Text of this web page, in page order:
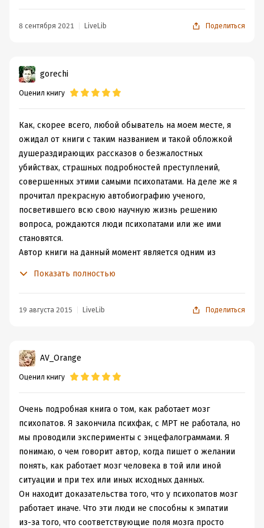
президентов тоже были интересны.
литературы за бутылочкой вина, я проникся глубоким
доверием к автору :) Мало кто об этом упоминает в
нон-фикшн.
отвечают и как и зачем применяют фМРТ и ЭЭГ.
+ автор один из первых применял томографию, можно
сказать двигал науку о психопатах, а не засиживался
только с опросниками (камень в огород психологии).
+ чувство умора уместно и по делу.
+ тот случай, когда видно что автор горит своим делом
и разжигает интерес к теме и в тебе самом.
8 сентября 2021 LiveLib Поделиться
gorechi
Оценил книгу
Как, скорее всего, любой обыватель на моем месте, я
ожидал от книги с таким названием и такой обложкой
душераздирающих рассказов о безжалостных
убийствах, страшных подробностей преступлений,
совершенных этими самыми психопатами. На деле же я
прочитал прекрасную автобиографию ученого,
посветившего всю свою научную жизнь решению
вопроса, рождаются люди психопатами или же ими
становятся.
Автор книги на данный момент является одним из
книги является то, что существует прямая и устойчивая
фактически, этот человек почти доказал, что психопаты
своей психопатией больны. Более того, диагноз
"психопат" можно поставить на основе объективных
Сама же книга является прекрасным образцом
автобиографии увлеченного человека. Автору явно
хочется как рассказать нам о научной и исторической
подоплеке вопроса, пощекотать нам нервы
некоторыми примерами из жизни, но при этом его так
и тянет похвастаться своими достижениями и вкладом
в развитие науки. Благо, хвастаться там есть чем. Но
самый большой твист читателя ждет в самом конце. В
лучших традициях жанра, Кент А. Кил одним абзацем
Показать полностью
19 августа 2015 LiveLib Поделиться
AV_Orange
Оценил книгу
Очень подробная книга о том, как работает мозг
психопатов. Я закончила психфак, с МРТ не работала, но
мы проводили эксперименты с энцефалограммами. Я
понимаю, о чем говорит автор, когда пишет о желании
понять, как работает мозг человека в той или иной
ситуации и при тех или иных исходных данных.
Он находит доказательства того, что у психопатов мозг
работает иначе. Что эти люди не способны к эмпатии
из-за того, что соответствующие поля мозга просто